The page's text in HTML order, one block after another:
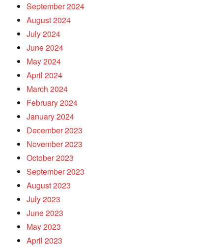
September 2024
August 2024
July 2024
June 2024
May 2024
April 2024
March 2024
February 2024
January 2024
December 2023
November 2023
October 2023
September 2023
August 2023
July 2023
June 2023
May 2023
April 2023